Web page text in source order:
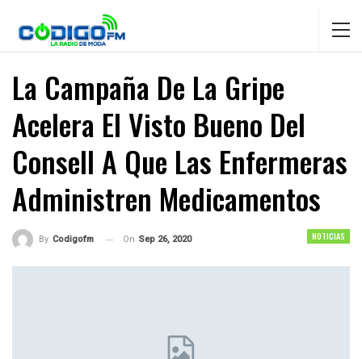
La Campaña De La Gripe
Acelera El Visto Bueno Del
Consell A Que Las Enfermeras
Administren Medicamentos
NOTICIAS
By Codigofm On Sep 26, 2020